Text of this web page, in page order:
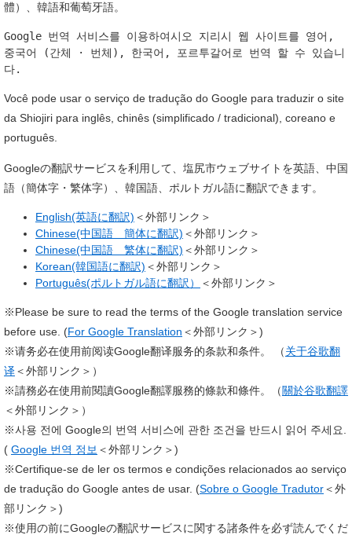
體）、韓語和葡萄牙語。
Google 번역 서비스를 이용하여시오 지리시 웹 사이트를 영어,
중국어 (간체 · 번체), 한국어, 포르투갈어로 번역 할 수 있습니
다.
Você pode usar o serviço de tradução do Google para traduzir o site
da Shiojiri para inglês, chinês (simplificado / tradicional), coreano e
português.
Googleの翻訳サービスを利用して、塩尻市ウェブサイトを英語、中国
語（簡体字・繁体字）、韓国語、ポルトガル語に翻訳できます。
English(英語に翻訳) ＜外部リンク＞
Chinese(中国語 簡体に翻訳) ＜外部リンク＞
Chinese(中国語 繁体に翻訳) ＜外部リンク＞
Korean(韓国語に翻訳) ＜外部リンク＞
Português(ポルトガル語に翻訳）
＜外部リンク＞
※Please be sure to read the terms of the Google translation service
before use. (For Google Translation ＜外部リンク＞)
※请务必在使用前阅读Google翻译服务的条款和条件。 （关于谷歌翻
译＜外部リンク＞ ）
​※請務必在使用前閱讀Google翻譯服務的條款和條件。（關於谷歌翻譯
＜外部リンク＞ ）
※사용 전에 Google의 번역 서비스에 관한 조건을 반드시 읽어 주세요.
( Google 번역 정보 ＜外部リンク＞)
​※Certifique-se de ler os termos e condições relacionados ao serviço
de tradução do Google antes de usar. (Sobre o Google Tradutor＜外
部リンク＞)
※使用の前にGoogleの翻訳サービスに関する諸条件を必ず読んでくだ